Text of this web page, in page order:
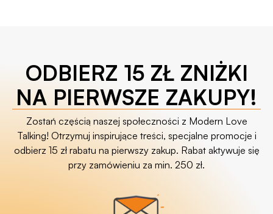
ODBIERZ 15 ZŁ ZNIŻKI
NA PIERWSZE ZAKUPY!
Zostań częścią naszej społeczności z Modern Love
Talking! Otrzymuj inspirujące treści, specjalne promocje i
odbierz 15 zł rabatu na pierwszy zakup. Rabat aktywuje się
przy zamówieniu za min. 250 zł.